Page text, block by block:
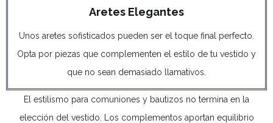
Aretes Elegantes
Unos aretes sofisticados pueden ser el toque final perfecto.
Opta por piezas que complementen el estilo de tu vestido y
que no sean demasiado llamativos.
El estilismo para comuniones y bautizos no termina en la
elección del vestido. Los complementos aportan equilibrio